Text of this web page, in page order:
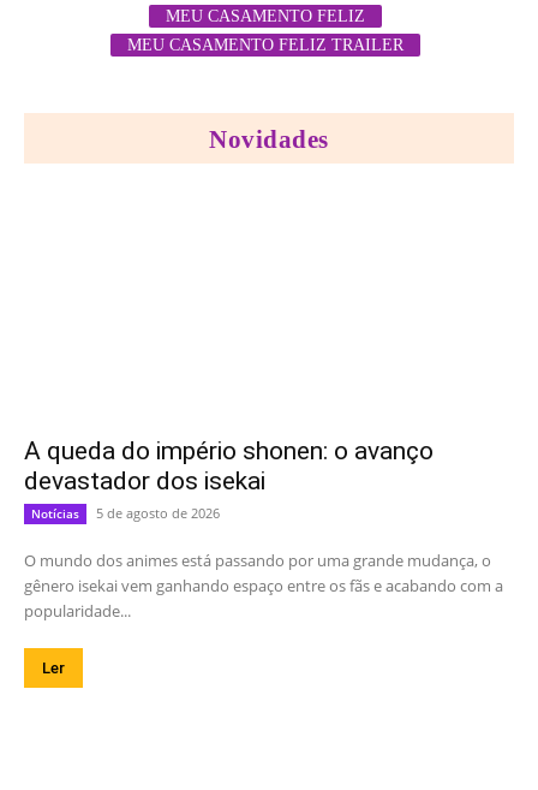
MEU CASAMENTO FELIZ
MEU CASAMENTO FELIZ TRAILER
Novidades
A queda do império shonen: o avanço
devastador dos isekai
Notícias 5 de agosto de 2026
O mundo dos animes está passando por uma grande mudança, o
gênero isekai vem ganhando espaço entre os fãs e acabando com a
popularidade...
Ler